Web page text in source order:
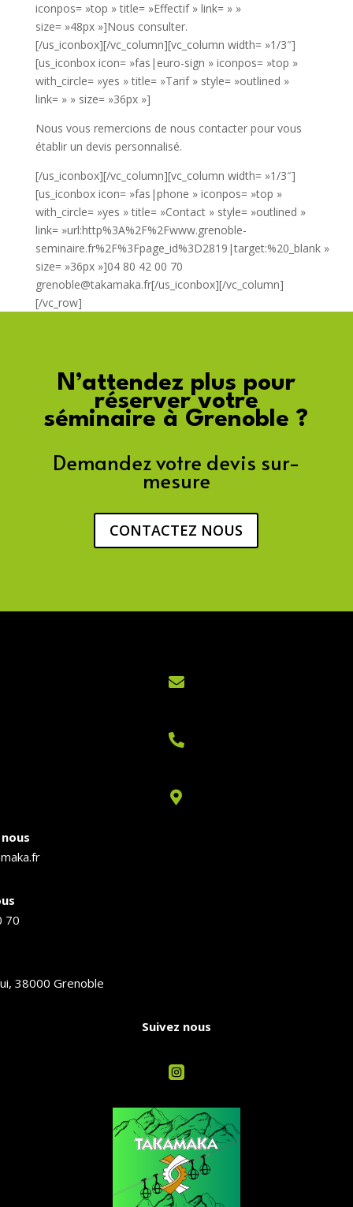
iconpos= »top » title= »Effectif » link= » »
size= »48px »]Nous consulter.
[/us_iconbox][/vc_column][vc_column width= »1/3″]
[us_iconbox icon= »fas|euro-sign » iconpos= »top »
with_circle= »yes » title= »Tarif » style= »outlined »
link= » » size= »36px »]
Nous vous remercions de nous contacter pour vous
établir un devis personnalisé.
[/us_iconbox][/vc_column][vc_column width= »1/3″]
[us_iconbox icon= »fas|phone » iconpos= »top »
with_circle= »yes » title= »Contact » style= »outlined »
link= »url:http%3A%2F%2Fwww.grenoble-
seminaire.fr%2F%3Fpage_id%3D2819|target:%20_blank »
size= »36px »]04 80 42 00 70
grenoble@takamaka.fr[/us_iconbox][/vc_column]
[/vc_row]
N’attendez plus pour
réserver votre
séminaire à Grenoble ?
Demandez votre devis sur-
mesure
CONTACTEZ NOUS



70
38000 Grenoble
Suivez nous
